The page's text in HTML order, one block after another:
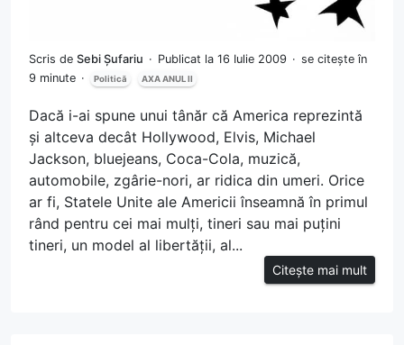
Scris de Sebi Șufariu Publicat la 16 Iulie 2009
se citește în
9 minute
Politică AXA ANUL II
Dacă i-ai spune unui tânăr că America reprezintă
și altceva decât Hollywood, Elvis, Michael
Jackson, bluejeans, Coca-Cola, muzică,
automobile, zgârie-nori, ar ridica din umeri. Orice
ar fi, Statele Unite ale Americii înseamnă în primul
rând pentru cei mai mulți, tineri sau mai puțini
tineri, un model al libertății, al...
Citește mai mult